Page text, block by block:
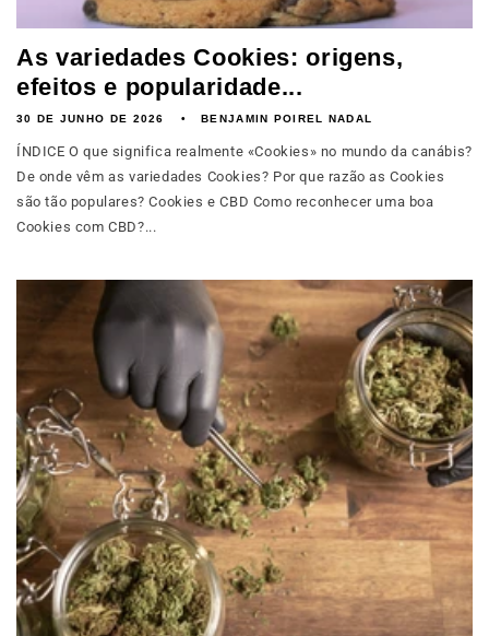
As variedades Cookies: origens,
efeitos e popularidade...
30 DE JUNHO DE 2026 BENJAMIN POIREL NADAL
ÍNDICE O que significa realmente «Cookies» no mundo da canábis?
De onde vêm as variedades Cookies? Por que razão as Cookies
são tão populares? Cookies e CBD Como reconhecer uma boa
Cookies com CBD?...